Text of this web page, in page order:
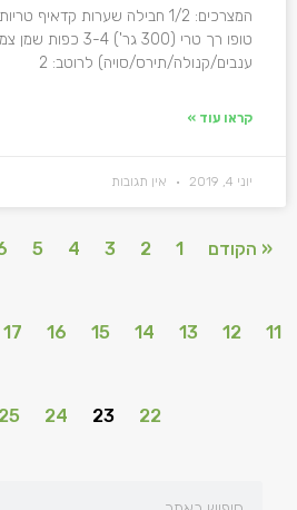
טופו רך טרי (300 גר')
ענבים/קנולה/תירס/סויה) לרוטב: 2
קראו עוד »
יוני 4, 2019 אין תגובות
« הקודם 1
2
3
4
5
11
12
13
14
15
16
17
22
23
24
25